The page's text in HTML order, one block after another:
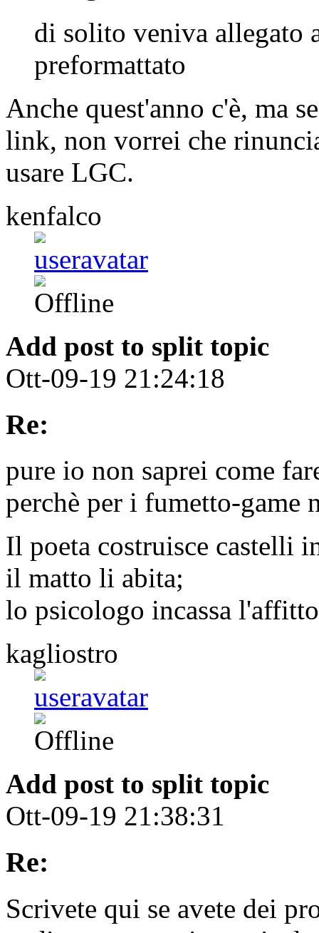
di solito veniva allegato
preformattato
Anche quest'anno c'è, ma
link, non vorrei che
usare LGC.
kenfalco
Add post to split topic
Ott-09-19 21:24:18
Re:
pure io non saprei come
perchè per i fumetto-game
Il poeta costruisce castelli
il matto li abita;
lo psicologo incassa
kagliostro
Add post to split topic
Ott-09-19 21:38:31
Re:
Scrivete qui se avete dei